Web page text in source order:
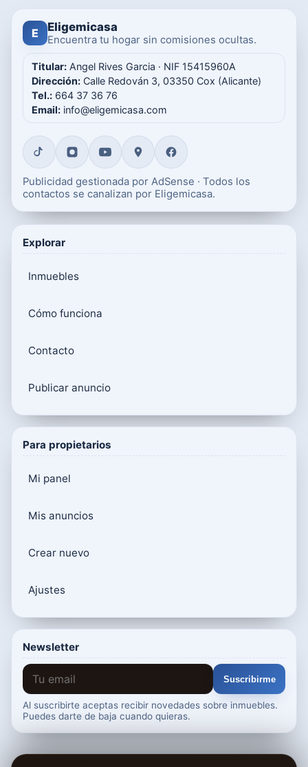
E Eligemicasa
Encuentra tu hogar sin comisiones ocultas.
Titular: Angel Rives Garcia · NIF 15415960A
Dirección: Calle Redován 3, 03350 Cox (Alicante)
Tel.: 664 37 36 76
Email: info@eligemicasa.com
Publicidad gestionada por AdSense · Todos los
contactos se canalizan por Eligemicasa.
Explorar
Inmuebles
Cómo funciona
Contacto
Publicar anuncio
Para propietarios
Mi panel
Mis anuncios
Crear nuevo
Ajustes
Newsletter
Suscribirme
Al suscribirte aceptas recibir novedades sobre inmuebles.
Puedes darte de baja cuando quieras.